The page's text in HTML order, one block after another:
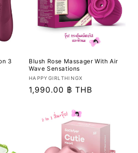
3
Blush Rose Massager With Air
Wave Sensations
เวน
เด
HAPPYGIRLTHINGX
ราคา
1,990.00 ฿ THB